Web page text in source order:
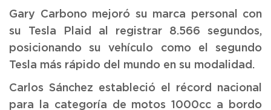
Gary Carbono mejoró su marca personal con
su Tesla Plaid al registrar 8.566 segundos,
posicionando su vehículo como el segundo
Tesla más rápido del mundo en su modalidad.
Carlos Sánchez estableció el récord nacional
para la categoría de motos 1000cc a bordo